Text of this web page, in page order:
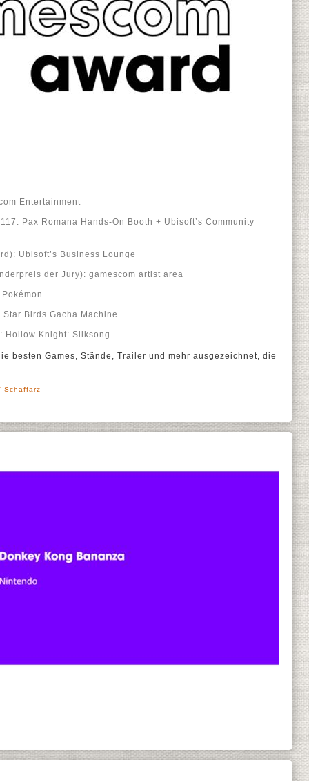
Entertainment
Pax Romana Hands-On Booth + Ubisoft’s Community
Ubisoft’s Business Lounge
der Jury): gamescom artist area
Birds Gacha Machine
Hollow Knight: Silksong
besten Games, Stände, Trailer und mehr ausgezeichnet, die
Schaffarz